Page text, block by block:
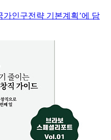
가인구전략 기본계획’에 담